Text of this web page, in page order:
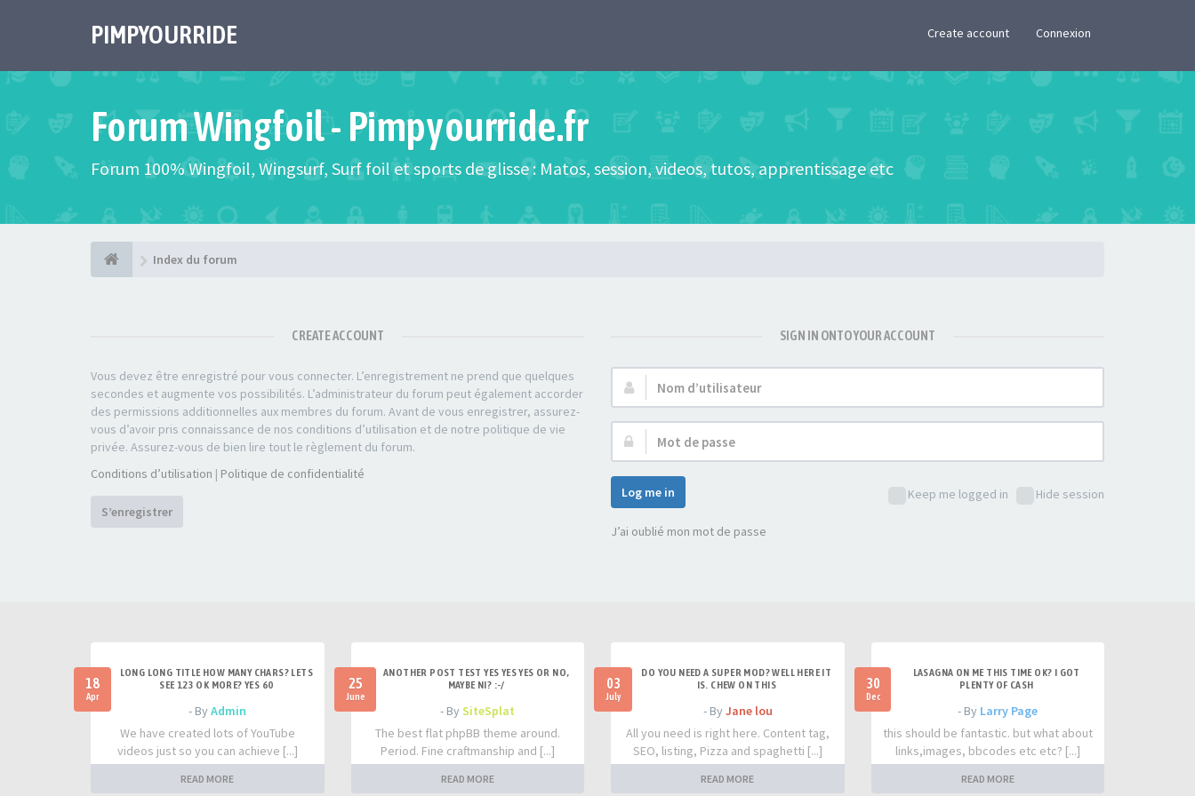
PIMPYOURRIDE Create account Connexion
Forum Wingfoil - Pimpyourride.fr
Forum 100% Wingfoil, Wingsurf, Surf foil et sports de glisse : Matos, session, videos, tutos, apprentissage etc
Index du forum
CREATE ACCOUNT
Vous devez être enregistré pour vous connecter. L’enregistrement ne prend que quelques
secondes et augmente vos possibilités. L’administrateur du forum peut également accorder
des permissions additionnelles aux membres du forum. Avant de vous enregistrer, assurez-
vous d’avoir pris connaissance de nos conditions d’utilisation et de notre politique de vie
privée. Assurez-vous de bien lire tout le règlement du forum.
Conditions d’utilisation | Politique de confidentialité
S’enregistrer
SIGN IN ONTO YOUR ACCOUNT
Nom
d’utilisateur :
Mot
de
passe :
Keep me logged in
Hide session
Log me in
J’ai oublié mon mot de passe
18
Apr
LONG LONG TITLE HOW MANY CHARS? LETS
SEE 123 OK MORE? YES 60
- ByAdmin
We have created lots of YouTube
videos just so you can achieve [...]
READ MORE
25
June
ANOTHER POST TEST YES YES YES OR NO,
MAYBE NI? :-/
- BySiteSplat
The best flat phpBB theme around.
Period. Fine craftmanship and [...]
READ MORE
03
July
DO YOU NEED A SUPER MOD? WELL HERE IT
IS. CHEW ON THIS
- By Jane lou
All you need is right here. Content tag,
SEO, listing, Pizza and spaghetti [...]
READ MORE
30
Dec
LASAGNA ON ME THIS TIME OK? I GOT
PLENTY OF CASH
- By Larry Page
this should be fantastic. but what about
links,images, bbcodes etc etc? [...]
READ MORE